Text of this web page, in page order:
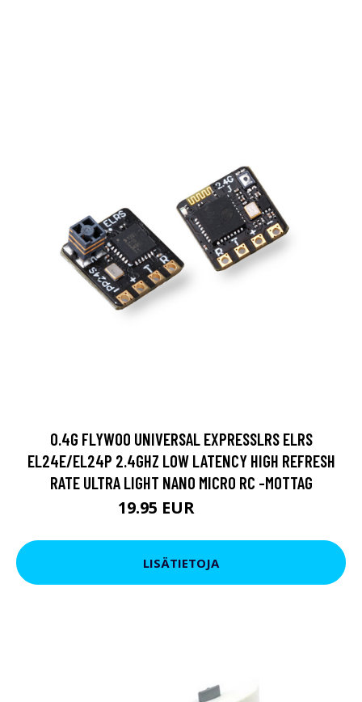
0.4G FLYWOO UNIVERSAL EXPRESSLRS ELRS
EL24E/EL24P 2.4GHZ LOW LATENCY HIGH REFRESH
RATE ULTRA LIGHT NANO MICRO RC -MOTTAG
19.95 EUR
LISÄTIETOJA